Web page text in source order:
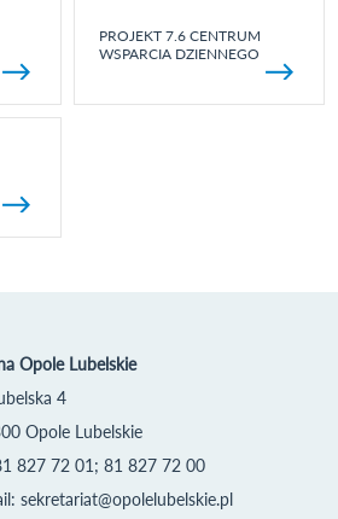
PROJEKT 7.6 CENTRUM
WSPARCIA DZIENNEGO
Opole Lubelskie
4
Opole Lubelskie
827 72 01; 81 827 72 00
sekretariat@opolelubelskie.pl